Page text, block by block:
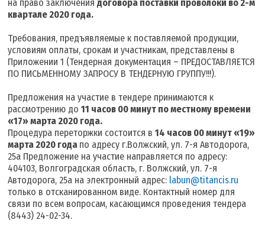
на право заключениядоговора поставки проволоки во 2-м
квартале 2020 года.
Требования, предъявляемые к поставляемой продукции,
условиям оплаты, срокам и участникам, представлены в
Приложении 1 (Тендерная документация – ПРЕДОСТАВЛЯЕТСЯ
ПО ПИСЬМЕННОМУ ЗАПРОСУ В ТЕНДЕРНУЮ ГРУППУ!!!).
Предложения на участие в тендере принимаются к
рассмотрению до11 часов 00 минут по местному времени
«17» марта 2020 года.
Процедура переторжки состоится в14 часов 00 минут «19»
марта 2020 года по адресу г.Волжский, ул. 7-я Автодорога,
25а Предложение на участие направляется по адресу:
404103, Волгоградская область, г. Волжский, ул. 7-я
Автодорога, 25а на электронный адрес: labun@titancis.ru
только в отсканированном виде. Контактный номер для
связи по всем вопросам, касающимся проведения тендера
(8443) 24-02-34.